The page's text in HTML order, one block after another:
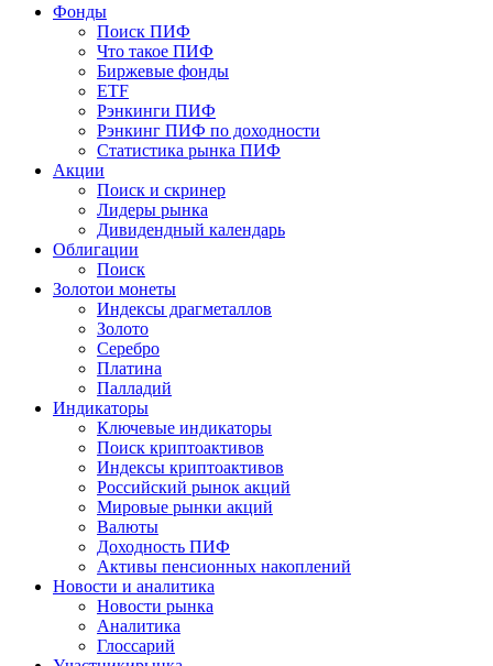
Фонды
Поиск ПИФ
Что такое ПИФ
Биржевые фонды
ETF
Рэнкинги ПИФ
Рэнкинг ПИФ по доходности
Статистика рынка ПИФ
Акции
Поиск и скринер
Лидеры рынка
Дивидендный календарь
Облигации
Поиск
Золотои монеты
Индексы драгметаллов
Золото
Серебро
Платина
Палладий
Индикаторы
Ключевые индикаторы
Поиск криптоактивов
Индексы криптоактивов
Российский рынок акций
Мировые рынки акций
Валюты
Доходность ПИФ
Активы пенсионных накоплений
Новости и аналитика
Новости рынка
Аналитика
Глоссарий